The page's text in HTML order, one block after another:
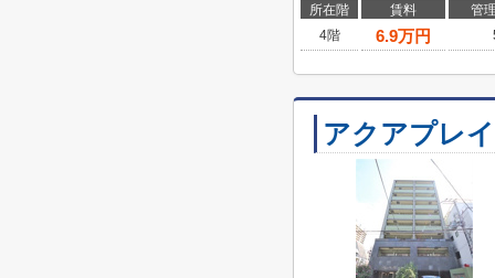
所在階 賃料
管
4階
6.9万円
アクアプレ